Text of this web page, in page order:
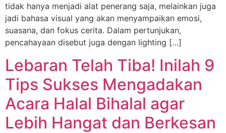
tidak hanya menjadi alat penerang saja, melainkan juga
jadi bahasa visual yang akan menyampaikan emosi,
suasana, dan fokus cerita. Dalam pertunjukan,
pencahayaan disebut juga dengan lighting […]
Lebaran Telah Tiba! Inilah 9
Tips Sukses Mengadakan
Acara Halal Bihalal agar
Lebih Hangat dan Berkesan